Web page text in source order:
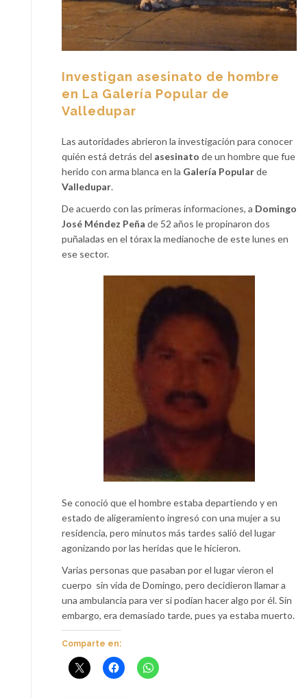
Investigan asesinato de hombre
en La Galería Popular de
Valledupar
Las autoridades abrieron la investigación para conocer
quién está detrás del asesinato de un hombre que fue
herido con arma blanca en la Galería Popularde
Valledupar.
De acuerdo con las primeras informaciones, a Domingo
José Méndez Peña de 52 años le propinaron dos
puñaladas en el tórax la medianoche de este lunes en
ese sector.
Se conoció que el hombre estaba departiendo y en
estado de aligeramiento ingresó con una mujer a su
residencia, pero minutos más tardes salió del lugar
agonizando por las heridas que le hicieron.
Varias personas que pasaban por el lugar vieron el
cuerpo sin vida de Domingo, pero decidieron llamar a
una ambulancia para ver si podían hacer algo por él. Sin
embargo, era demasiado tarde, pues ya estaba muerto.
Comparte en: